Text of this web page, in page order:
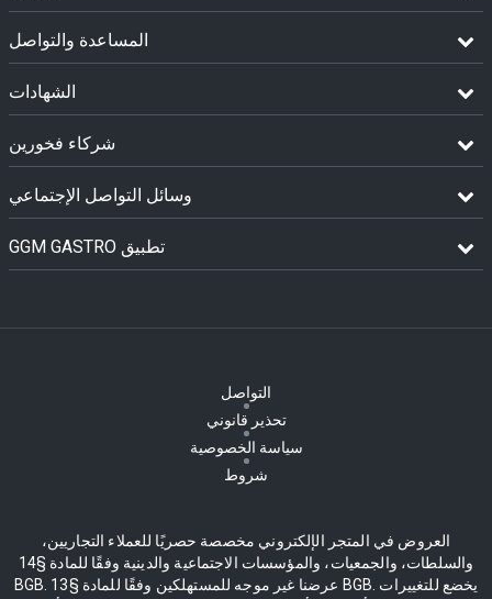
المساعدة والتواصل
الشهادات
شركاء فخورين
وسائل التواصل الإجتماعي
GGM GASTRO تطبيق
التواصل
تحذير قانوني
سياسة الخصوصية
شروط
العروض في المتجر الإلكتروني مخصصة حصريًا للعملاء التجاريين،
والسلطات، والجمعيات، والمؤسسات الاجتماعية والدينية وفقًا للمادة §14
BGB. عرضنا غير موجه للمستهلكين وفقًا للمادة §13 BGB. يخضع للتغييرات